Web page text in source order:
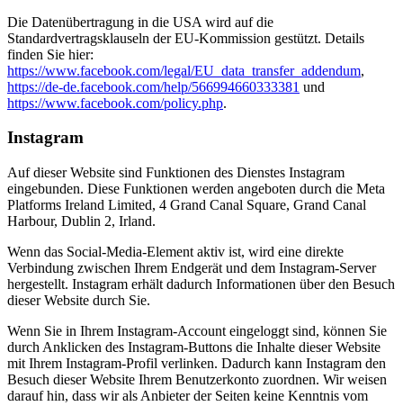
Die Datenübertragung in die USA wird auf die
Standardvertragsklauseln der EU-Kommission gestützt. Details
finden Sie hier:
https://www.facebook.com/legal/EU_data_transfer_addendum,
https://de-de.facebook.com/help/566994660333381 und
https://www.facebook.com/policy.php.
Instagram
Auf dieser Website sind Funktionen des Dienstes Instagram
eingebunden. Diese Funktionen werden angeboten durch die Meta
Platforms Ireland Limited, 4 Grand Canal Square, Grand Canal
Harbour, Dublin 2, Irland.
Wenn das Social-Media-Element aktiv ist, wird eine direkte
Verbindung zwischen Ihrem Endgerät und dem Instagram-Server
hergestellt. Instagram erhält dadurch Informationen über den Besuch
dieser Website durch Sie.
Wenn Sie in Ihrem Instagram-Account eingeloggt sind, können Sie
durch Anklicken des Instagram-Buttons die Inhalte dieser Website
mit Ihrem Instagram-Profil verlinken. Dadurch kann Instagram den
Besuch dieser Website Ihrem Benutzerkonto zuordnen. Wir weisen
darauf hin, dass wir als Anbieter der Seiten keine Kenntnis vom